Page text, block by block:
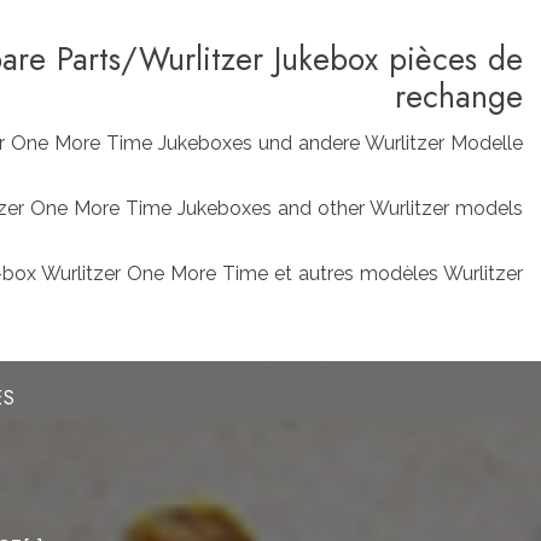
Parts/Wurlitzer Jukebox pièces de
rechange
More Time Jukeboxes und andere Wurlitzer Modelle
One More Time Jukeboxes and other Wurlitzer models
Wurlitzer One More Time et autres modèles Wurlitzer